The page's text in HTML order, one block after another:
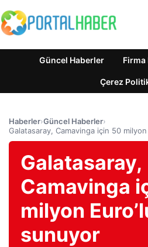
Güncel Haberler Firma
Çerez
Haberler›Güncel Haberler›
Galatasaray, Camavinga için 50
Galatasaray,
Camavinga
milyon
sunuyor